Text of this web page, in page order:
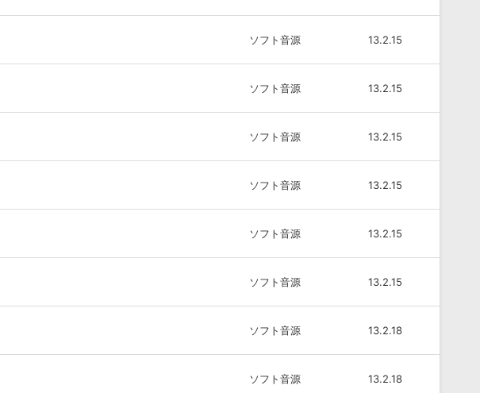
ソフト音源 13.2.15
ソフト音源 13.2.15
ソフト音源 13.2.15
ソフト音源 13.2.15
ソフト音源 13.2.15
ソフト音源 13.2.15
ソフト音源 13.2.18
ソフト音源 13.2.18